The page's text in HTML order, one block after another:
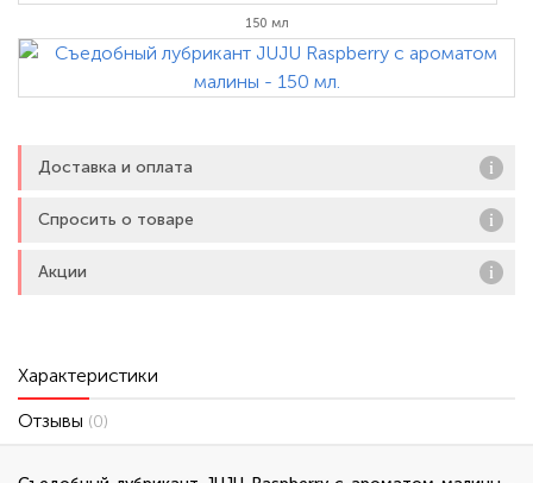
150 мл
Доставка и оплата
Спросить о товаре
Акции
Характеристики
Отзывы (0)